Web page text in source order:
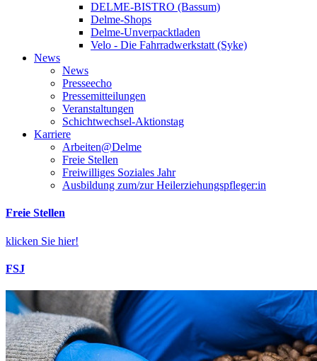
DELME-BISTRO (Bassum)
Delme-Shops
Delme-Unverpacktladen
Velo - Die Fahrradwerkstatt (Syke)
News
News
Presseecho
Pressemitteilungen
Veranstaltungen
Schichtwechsel-Aktionstag
Karriere
Arbeiten@Delme
Freie Stellen
Freiwilliges Soziales Jahr
Ausbildung zum/zur Heilerziehungspfleger:in
Freie Stellen
klicken Sie hier!
FSJ